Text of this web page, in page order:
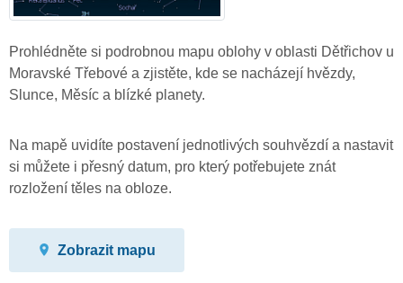
Prohlédněte si podrobnou mapu oblohy v oblasti Dětřichov u
Moravské Třebové a zjistěte, kde se nacházejí hvězdy,
Slunce, Měsíc a blízké planety.
Na mapě uvidíte postavení jednotlivých souhvězdí a nastavit
si můžete i přesný datum, pro který potřebujete znát
rozložení těles na obloze.
Zobrazit mapu